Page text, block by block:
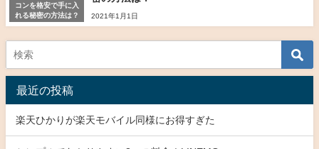
コンを格安で手に入
れる秘密の方法は？
2021年1月1日
最近の投稿
楽天ひかりが楽天モバイル同様にお得すぎた